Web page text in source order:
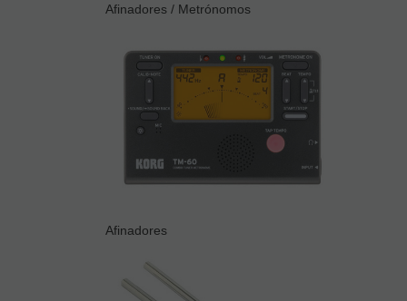
Afinadores / Metrónomos
Afinadores